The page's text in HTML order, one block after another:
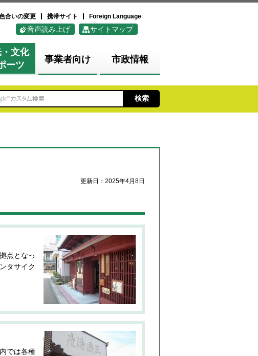
合いの変更 携帯サイト Foreign Language
音声読み上げ サイトマップ
文化
ーツ
事業者向け 市政情報
更新日：2025年4月8日
点となっ
タサイク
では各種